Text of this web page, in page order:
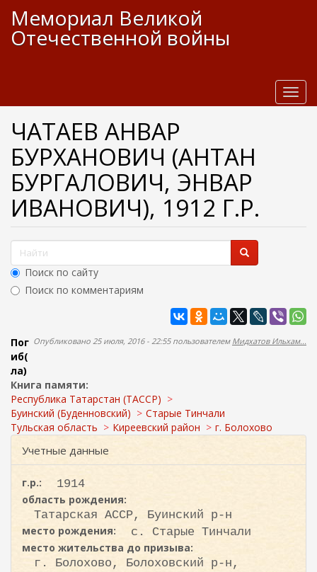
к
Мемориал Великой
Отечественной войны
T
o
n
ЧАТАЕВ АНВАР
БУРХАНОВИЧ (АНТАН
БУРГАЛОВИЧ, ЭНВАР
ИВАНОВИЧ), 1912 Г.Р.
Ф
о
р
п
о
и
с
к
а
Поиск по сайту
Поиск по комментариям
Опубликовано 25 июля, 2016 - 22:55 пользователем Мидхатов Ильхам...
Пог
иб(
ла)
Книга памяти:
Республика Татарстан (ТАССР)
Буинский (Буденновский)
Старые Тинчали
Тульская область
Киреевский район г. Болохово
Учетные данные
г.р.:
1914
область рождения:
Татарская АССР, Буинский р-н
место рождения:
с. Старые Тинчали
место жительства до призыва:
г. Болохово, Болоховский р-н,